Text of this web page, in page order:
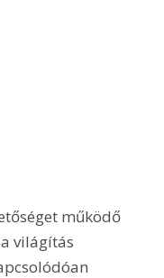
működő
világítás